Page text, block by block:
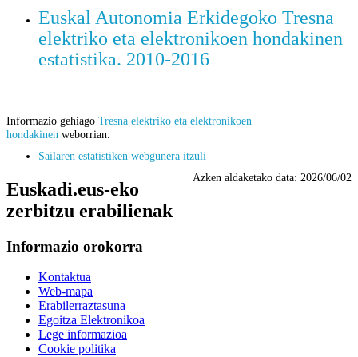
Euskal Autonomia Erkidegoko Tresna
elektriko eta elektronikoen hondakinen
estatistika. 2010-2016
Informazio gehiago Tresna elektriko eta elektronikoen
hondakinen weborrian.
Sailaren estatistiken webgunera itzuli
Azken aldaketako data: 2026/06/02
Euskadi.eus-eko
zerbitzu erabilienak
Informazio orokorra
Kontaktua
Web-mapa
Erabilerraztasuna
Egoitza Elektronikoa
Lege informazioa
Cookie politika